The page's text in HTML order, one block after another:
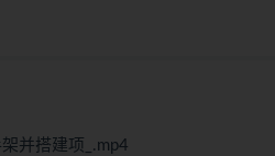
并搭建项_.mp4